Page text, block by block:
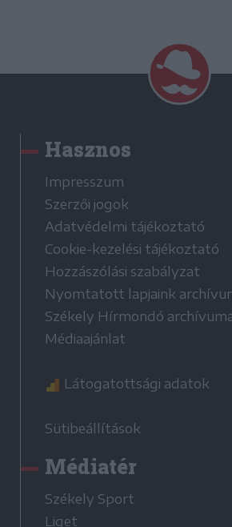
Hasznos
Impresszum
Szerzői jogok
Adatvédelmi tájékoztató
Cookie-kezelési tájékoztató
Hozzászólási szabályzat
Nyomtatott lapjaink
Székely Hírmondó
Médiaajánlat
Látogatottsági adatok
Sütibeállítások
Médiatér
Székely Sport
Liget